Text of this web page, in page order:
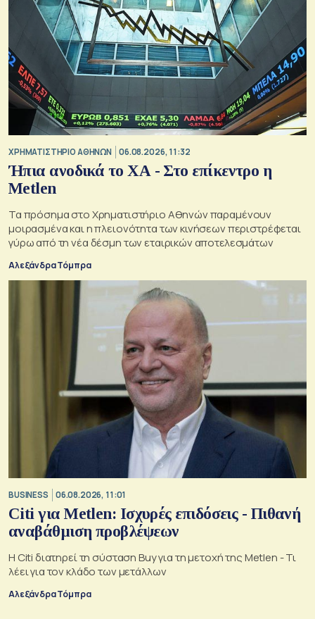
XΡΗΜΑΤΙΣΤΗΡΙΟ ΑΘΗΝΩΝ 06.08.2026, 11:32
Ήπια ανοδικά το ΧΑ - Στο επίκεντρο η
Metlen
Τα πρόσημα στο Χρηματιστήριο Αθηνών παραμένουν
μοιρασμένα και η πλειονότητα των κινήσεων περιστρέφεται
γύρω από τη νέα δέσμη των εταιρικών αποτελεσμάτων
Αλεξάνδρα Τόμπρα
BUSINESS 06.08.2026, 11:01
Citi για Metlen: Ισχυρές επιδόσεις - Πιθανή
αναβάθμιση προβλέψεων
Η Citi διατηρεί τη σύσταση Buy για τη μετοχή της Metlen - Τι
λέει για τον κλάδο των μετάλλων
Αλεξάνδρα Τόμπρα